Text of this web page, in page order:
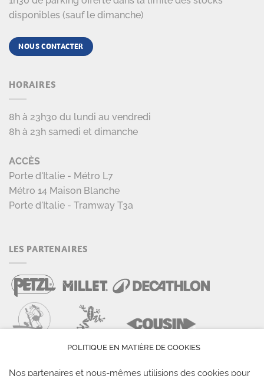
disponibles (sauf le dimanche)
NOUS CONTACTER
HORAIRES
8h à 23h30 du lundi au vendredi
8h à 23h samedi et dimanche
ACCÈS
Porte d'Italie - Métro L7
Métro 14 Maison Blanche
Porte d'Italie - Tramway T3a
LES PARTENAIRES
POLITIQUE EN MATIÈRE DE COOKIES
Nos partenaires et nous-mêmes utilisions des cookies pour